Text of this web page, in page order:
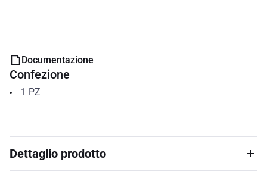
Documentazione
Confezione
1 PZ
Dettaglio prodotto